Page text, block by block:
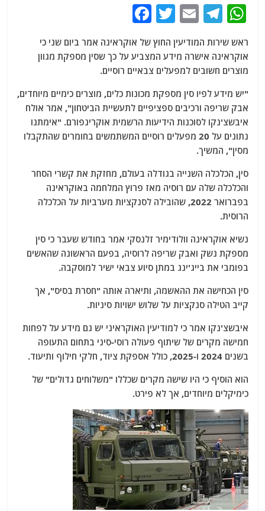
W
at
s
A
p
p
T
e
g
ra
m
E
ai
l
T
w
itt
er
c
e
b
o
o
k
ראש שירות המודיעין החוץ של אוקראינה אמר ביום שני כי
אוקראינה אישרה מידע המצביע על כך שסין מספקת מגוון
מוצרים חשובים למפעלים צבאיים רוסיים.
"יש מידע לפיו סין מספקת מכונות כלים, מוצרים כימיים מיוחדים,
אבק שריפה ורכיבים ספציפיים לתעשיית הביטחון", אמר אולח
איבשצ'נקו לסוכנות הידיעות הרשמית אוקרינפורם. "אימתנו
נתונים על 20 מפעלים רוסיים המשתמשים בחומרים שהתקבלו
מסין", המשיך.
סין, הכלכלה השנייה בגודלה בעולם, מחזקת את קשרי הסחר
והכלכלה שלה עם רוסיה מאז פרוץ המלחמה באוקראינה
בפברואר 2022, שהובילה לסנקציות מערביות על הכלכלה
הרוסית.
נשיא אוקראינה וולודימיר זלנסקי אמר בחודש שעבר כי סין
מספקת נשק ואבק שריפה לרוסיה, בפעם הראשונה שהאשים
בפומבי את בייג'ינג במתן סיוע צבאי ישיר למוסקבה.
סין הכחישה את ההאשמה, ותיארה אותה "חסרת בסיס", אך
קייב הטילה סנקציות על שלוש ישויות סיניות.
איבשצ'נקו אמר כי למודיעין האוקראיני יש גם מידע על לפחות
חמישה מקרים של שיתוף פעולה רוסי-סיני בתחום התעופה
בשנים 2024 ו-2025, כולל אספקת ציוד, חלקי חילוף ותיעוד.
הוא הוסיף כי היו שישה מקרים שכללו "משלוחים גדולים" של
כימיקלים מיוחדים, אך לא פירט.